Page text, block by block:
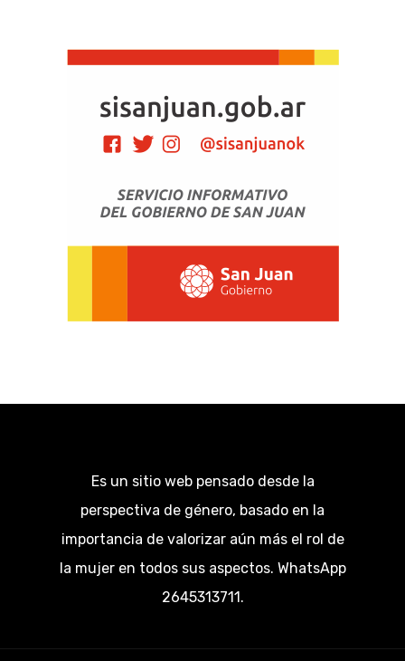
Es un sitio web pensado desde la
perspectiva de género, basado en la
importancia de valorizar aún más el rol de
la mujer en todos sus aspectos. WhatsApp
2645313711.